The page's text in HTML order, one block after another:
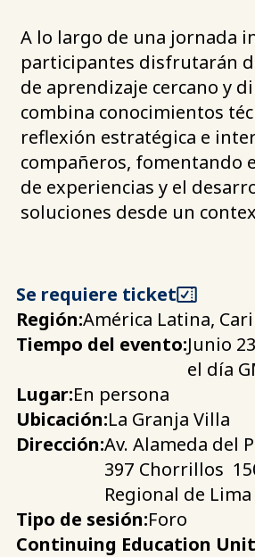
A lo largo de una jornada
participantes disfrutarán
de aprendizaje cercano y
combina conocimientos
reflexión estratégica e
compañeros, fomentando
de experiencias y el
soluciones desde un
Se requiere ticket
Región:América Latina,
Tiempo del evento:Junio
el día
Lugar:En persona
Ubicación:La Granja Villa
Dirección:Av. Alameda del
397 Chorrillos
Regional de Lima
Tipo de sesión:Foro
Continuing Education